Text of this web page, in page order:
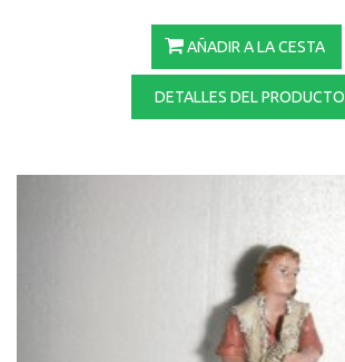
AÑADIR A LA CESTA
DETALLES DEL PRODUCTO